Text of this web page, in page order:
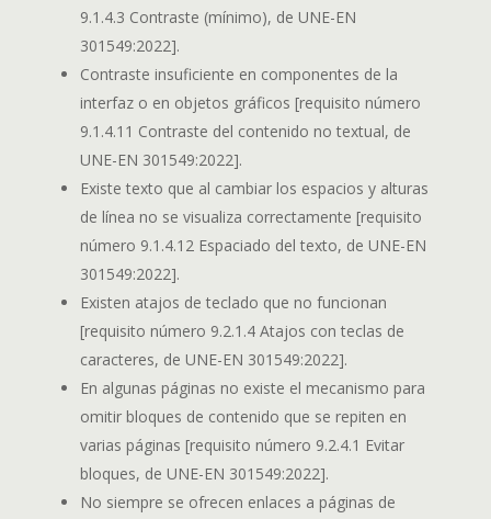
9.1.4.3 Contraste (mínimo), de UNE-EN
301549:2022].
Contraste insuficiente en componentes de la
interfaz o en objetos gráficos [requisito número
9.1.4.11 Contraste del contenido no textual, de
UNE-EN 301549:2022].
Existe texto que al cambiar los espacios y alturas
de línea no se visualiza correctamente [requisito
número 9.1.4.12 Espaciado del texto, de UNE-EN
301549:2022].
Existen atajos de teclado que no funcionan
[requisito número 9.2.1.4 Atajos con teclas de
caracteres, de UNE-EN 301549:2022].
En algunas páginas no existe el mecanismo para
omitir bloques de contenido que se repiten en
varias páginas [requisito número 9.2.4.1 Evitar
bloques, de UNE-EN 301549:2022].
No siempre se ofrecen enlaces a páginas de